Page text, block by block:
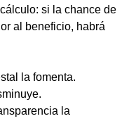
si la chance de
al beneficio, habrá
la fomenta.
la